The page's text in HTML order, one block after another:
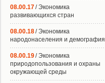
08.00.17/ Экономика
развивающихся стран
08.00.18/ Экономика
народонаселения и демография
08.00.19/ Экономика
природопользования и охраны
окружающей среды